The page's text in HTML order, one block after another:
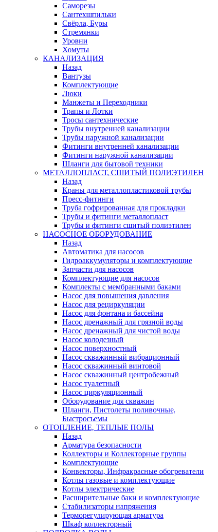
Саморезы
Сантехшпильки
Свёрла, Буры
Стремянки
Уровни
Хомуты
КАНАЛИЗАЦИЯ
Назад
Вантузы
Комплектующие
Люки
Манжеты и Переходники
Трапы и Лотки
Тросы сантехнические
Трубы внутренней канализации
Трубы наружной канализации
Фитинги внутренней канализации
Фитинги наружной канализации
Шланги для бытовой техники
МЕТАЛЛОПЛАСТ, СШИТЫЙ ПОЛИЭТИЛЕН
Назад
Краны для металлопластиковой трубы
Пресс-фитинги
Труба гофрированная для прокладки
Трубы и фитинги металлопласт
Трубы и фитинги сшитый полиэтилен
НАСОСНОЕ ОБОРУДОВАНИЕ
Назад
Автоматика для насосов
Гидроаккумуляторы и комплектующие
Запчасти для насосов
Комплектующие для насосов
Комплекты с мембранными баками
Насос для повышения давления
Насос для рециркуляции
Насос для фонтана и бассейна
Насос дренажный для грязной воды
Насос дренажный для чистой воды
Насос колодезный
Насос поверхностный
Насос скважинный вибрационный
Насос скважинный винтовой
Насос скважинный центробежный
Насос туалетный
Насос циркуляционный
Оборудование для скважин
Шланги, Пистолеты поливочные,
Быстросъемы
ОТОПЛЕНИЕ, ТЕПЛЫЕ ПОЛЫ
Назад
Арматура безопасности
Коллекторы и Коллекторные группы
Комплектующие
Конвекторы, Инфракрасные обогреватели
Котлы газовые и комплектующие
Котлы электрические
Расширительные баки и комплектующие
Стабилизаторы напряжения
Терморегулирующая арматура
Шкаф коллекторный